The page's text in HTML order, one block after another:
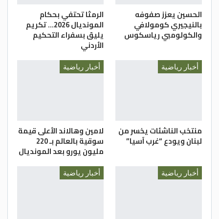
الحسين يعزز صفوفه
بالنيجيري كومولافي
والكولومبي رياسكوس
الرمثا تحتفي بحكام
المونديال 2026… تكريم
يليق بسفراء التحكيم
الأردني
أخبار رياضية
منتخب الناشئات يخسر من
لبنان ويودع “غرب آسيا”
أخبار رياضية
لامين وهالاند الأعلى قيمة
سوقية بالعالم بـ 220
مليون يورو بعد المونديال
أخبار رياضية أخبار رياضية